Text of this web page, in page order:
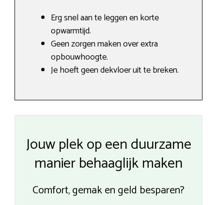
Erg snel aan te leggen en korte
opwarmtijd.
Geen zorgen maken over extra
opbouwhoogte.
Je hoeft geen dekvloer uit te breken.
Jouw plek op een duurzame
manier behaaglijk maken
Comfort, gemak en geld besparen?